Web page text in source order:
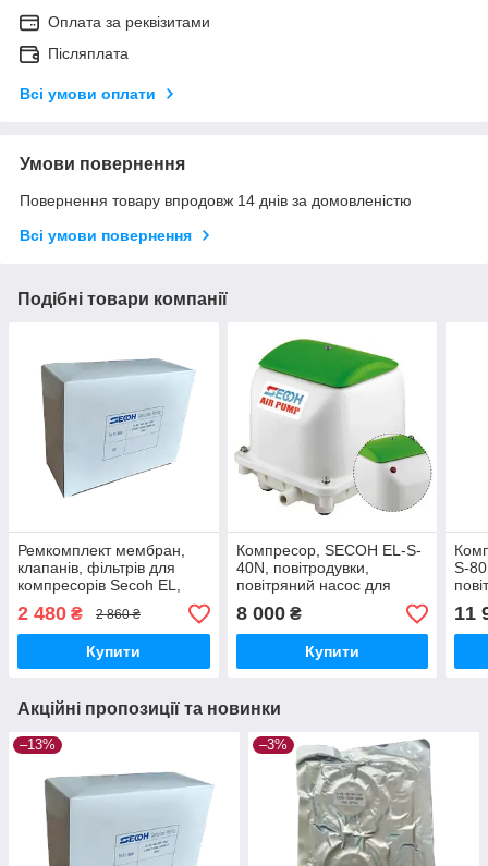
Оплата за реквізитами
Післяплата
Всі умови оплати
Умови повернення
Повернення товару впродовж 14 днів за домовленістю
Всі умови повернення
Подібні товари компанії
Ремкомплект мембран,
клапанів, фільтрів для
компресорів Secoh EL,
Еколайн, SECOH.
2 480 ₴ 2 860 ₴
Купити
Компресор, SECOH EL-S-
40N, повітродувки,
повітряний насос для
септика, ставка , Эколайн,
SECOH .
8 000₴
Купити
S-
11
Акційні пропозиції та новинки
–13% –3%